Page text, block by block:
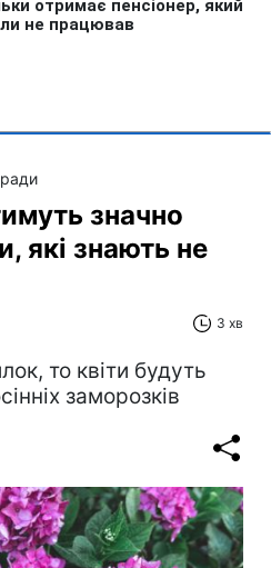
значно
які знають не
3 хв
то квіти будуть
заморозків